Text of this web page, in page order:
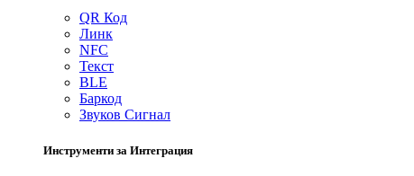
QR Код
Линк
NFC
Текст
BLE
Баркод
Звуков Сигнал
Инструменти за Интеграция